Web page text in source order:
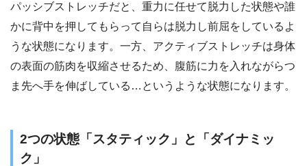
パッシブストレッチだと、重力に任せて脱力した状態や誰
かに背中を押してもらって自らは脱力し前屈をしているよ
うな状態になります。一方、アクティブストレッチは身体
の表面の筋肉を収縮させるため、腹筋に力を入れながらつ
ま先へ手を伸ばしている…というような状態になります。
2つの状態「スタティック」と「ダイナミッ
ク」